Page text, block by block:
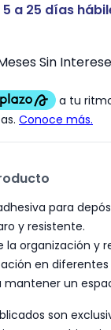
5 a 25 días
Sin
para
y resistente.
la organización y
en
mantener un
son